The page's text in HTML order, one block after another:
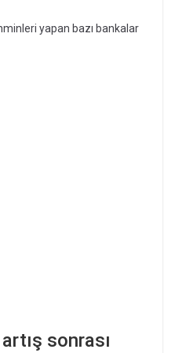
yapan bazı bankalar
sonrası